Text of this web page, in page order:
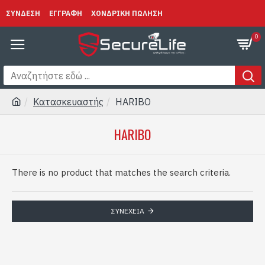
ΣΥΝΔΕΣΗ ΕΓΓΡΑΦΗ ΧΟΝΔΡΙΚΗ ΠΩΛΗΣΗ
0
Κατασκευαστής HARIBO
HARIBO
There is no product that matches the search criteria.
ΣΥΝΈΧΕΙΑ